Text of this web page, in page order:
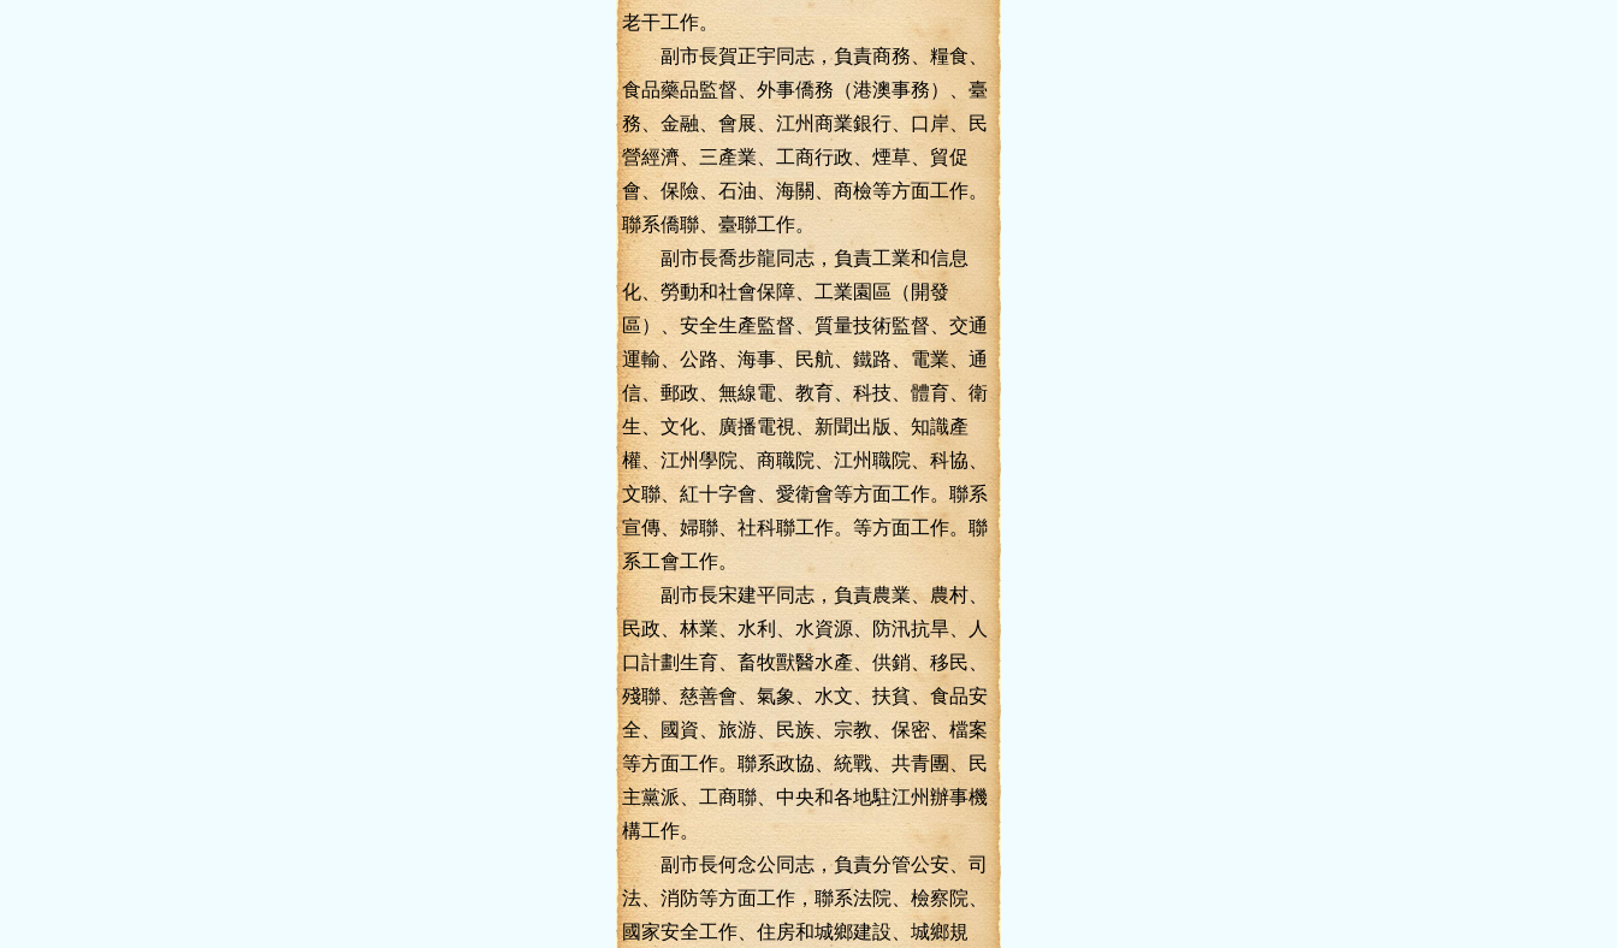
老干工作。
副市長賀正宇同志，負責商務、糧食、
食品藥品監督、外事僑務（港澳事務）、臺
務、金融、會展、江州商業銀行、口岸、民
營經濟、三產業、工商行政、煙草、貿促
會、保險、石油、海關、商檢等方面工作。
聯系僑聯、臺聯工作。
副市長喬步龍同志，負責工業和信息
化、勞動和社會保障、工業園區（開發
區）、安全生產監督、質量技術監督、交通
運輸、公路、海事、民航、鐵路、電業、通
信、郵政、無線電、教育、科技、體育、衛
生、文化、廣播電視、新聞出版、知識產
權、江州學院、商職院、江州職院、科協、
文聯、紅十字會、愛衛會等方面工作。聯系
宣傳、婦聯、社科聯工作。等方面工作。聯
系工會工作。
副市長宋建平同志，負責農業、農村、
民政、林業、水利、水資源、防汛抗旱、人
口計劃生育、畜牧獸醫水產、供銷、移民、
殘聯、慈善會、氣象、水文、扶貧、食品安
全、國資、旅游、民族、宗教、保密、檔案
等方面工作。聯系政協、統戰、共青團、民
主黨派、工商聯、中央和各地駐江州辦事機
構工作。
副市長何念公同志，負責分管公安、司
法、消防等方面工作，聯系法院、檢察院、
國家安全工作、住房和城鄉建設、城鄉規